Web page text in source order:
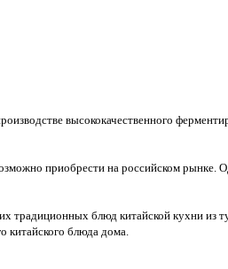
высококачественного
приобрести на российском рынке.
традиционных блюд китайской кухни из
китайского блюда дома.